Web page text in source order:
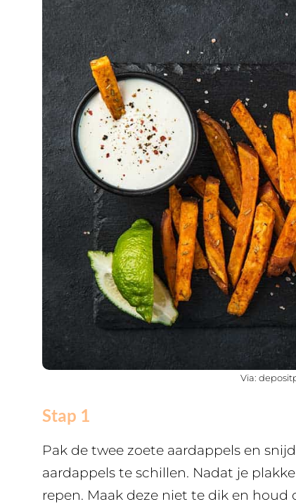
Via:
Stap 1
Pak de twee zoete aardappels en
aardappels te schillen. Nadat je
repen. Maak deze niet te dik en